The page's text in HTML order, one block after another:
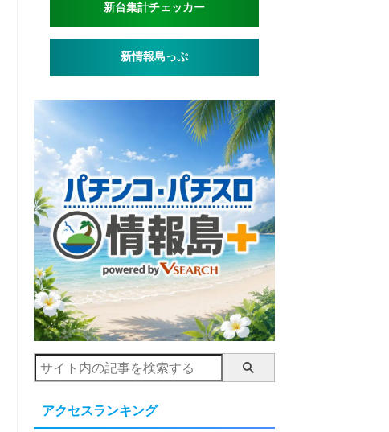
新台集計チェッカー
新情報島っぷ
アクセスランキング